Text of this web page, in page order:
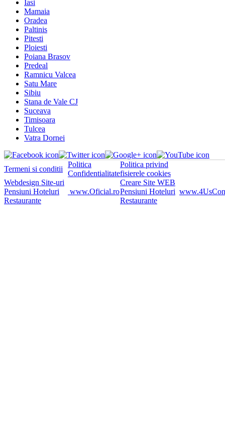
Iasi
Mamaia
Oradea
Paltinis
Pitesti
Ploiesti
Poiana Brasov
Predeal
Ramnicu Valcea
Satu Mare
Sibiu
Stana de Vale CJ
Suceava
Timisoara
Tulcea
Vatra Dornei
Termeni si conditii
Politica
Confidentialitate
Politica privind
fisierele cookies
Webdesign Site-uri
Pensiuni Hoteluri
Restaurante
www.Oficial.ro
Creare Site WEB
Pensiuni Hoteluri
Restaurante